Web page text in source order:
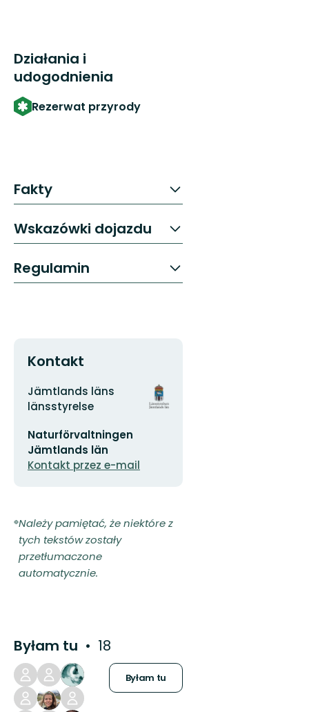
Działania i
udogodnienia
Rezerwat przyrody
Fakty
Wskazówki dojazdu
Regulamin
Kontakt
Adres
Jämtlands läns
länsstyrelse
e-
mail
Naturförvaltningen
Jämtlands län
Kontakt przez e-mail
Logotyp
organizacji
Należy pamiętać, że niektóre z
tych tekstów zostały
przetłumaczone
automatycznie.
Byłam tu 18
Byłam tu